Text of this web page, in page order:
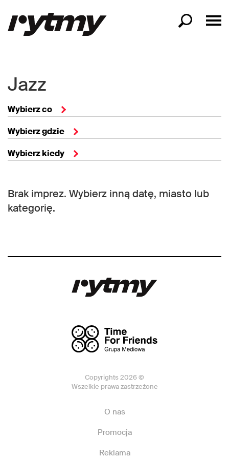
Jazz
Wybierz co
Wybierz gdzie
Wybierz kiedy
Brak imprez. Wybierz inną datę, miasto lub
kategorię.
Copyrights 2026 ©
Wszelkie prawa zastrzeżone
O nas
Promocja
Reklama